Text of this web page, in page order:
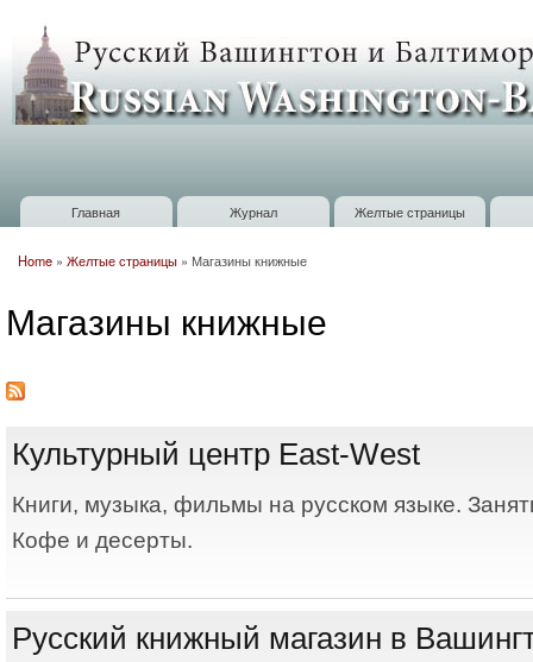
Russian
Washington
Baltimore
Главное меню
Главная Журнал Желтые страницы
Home » Желтые страницы » Магазины книжные
Магазины книжные
Культурный центр East-West
Книги, музыка, фильмы на русском языке.
Кофе и десерты.
Русский книжный магазин в